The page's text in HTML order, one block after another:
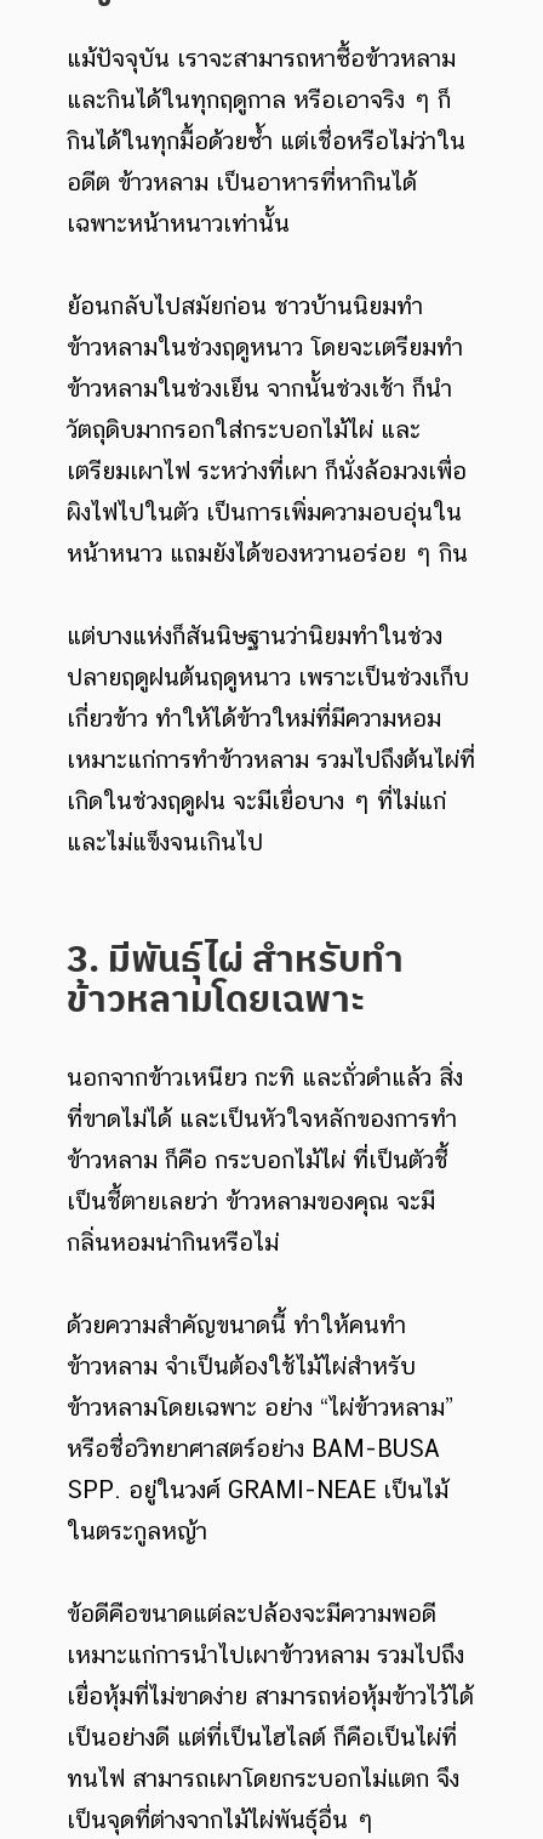
แม้ปัจจุบัน เราจะสามารถหาซื้อข้าวหลาม
และกินได้ในทุกฤดูกาล หรือเอาจริง ๆ ก็
กินได้ในทุกมื้อด้วยซ้ำ แต่เชื่อหรือไม่ว่าใน
อดีต ข้าวหลาม เป็นอาหารที่หากินได้
เฉพาะหน้าหนาวเท่านั้น
ย้อนกลับไปสมัยก่อน ชาวบ้านนิยมทำ
ข้าวหลามในช่วงฤดูหนาว โดยจะเตรียมทำ
ข้าวหลามในช่วงเย็น จากนั้นช่วงเช้า ก็นำ
วัตถุดิบมากรอกใส่กระบอกไม้ไผ่ และ
เตรียมเผาไฟ ระหว่างที่เผา ก็นั่งล้อมวงเพื่อ
ผิงไฟไปในตัว เป็นการเพิ่มความอบอุ่นใน
หน้าหนาว แถมยังได้ของหวานอร่อย ๆ กิน
แต่บางแห่งก็สันนิษฐานว่านิยมทำในช่วง
ปลายฤดูฝนต้นฤดูหนาว เพราะเป็นช่วงเก็บ
เกี่ยวข้าว ทำให้ได้ข้าวใหม่ที่มีความหอม
เหมาะแก่การทำข้าวหลาม รวมไปถึงต้นไผ่ที่
เกิดในช่วงฤดูฝน จะมีเยื่อบาง ๆ ที่ไม่แก่
และไม่แข็งจนเกินไป
3. มีพันธุ์ไผ่ สำหรับทำ
ข้าวหลามโดยเฉพาะ
นอกจากข้าวเหนียว กะทิ และถั่วดำแล้ว สิ่ง
ที่ขาดไม่ได้ และเป็นหัวใจหลักของการทำ
ข้าวหลาม ก็คือ กระบอกไม้ไผ่ ที่เป็นตัวชี้
เป็นชี้ตายเลยว่า ข้าวหลามของคุณ จะมี
กลิ่นหอมน่ากินหรือไม่
ด้วยความสำคัญขนาดนี้ ทำให้คนทำ
ข้าวหลาม จำเป็นต้องใช้ไม้ไผ่สำหรับ
ข้าวหลามโดยเฉพาะ อย่าง “ไผ่ข้าวหลาม”
หรือชื่อวิทยาศาสตร์อย่าง BAM-BUSA
SPP. อยู่ในวงศ์ GRAMI-NEAE เป็นไม้
ในตระกูลหญ้า
ข้อดีคือขนาดแต่ละปล้องจะมีความพอดี
เหมาะแก่การนำไปเผาข้าวหลาม รวมไปถึง
เยื่อหุ้มที่ไม่ขาดง่าย สามารถห่อหุ้มข้าวไว้ได้
เป็นอย่างดี แต่ที่เป็นไฮไลต์ ก็คือเป็นไผ่ที่
ทนไฟ สามารถเผาโดยกระบอกไม่แตก จึง
เป็นจุดที่ต่างจากไม้ไผ่พันธุ์อื่น ๆ